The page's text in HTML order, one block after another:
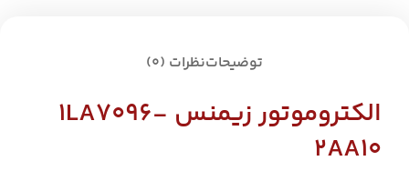
توضیحاتنظرات (0)
الکتروموتور زیمنس 1LA7096-
2AA10